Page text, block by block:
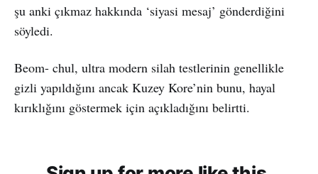
şu anki çıkmaz hakkında ‘siyasi mesaj’ gönderdiğini
söyledi.
Beom- chul, ultra modern silah testlerinin genellikle
gizli yapıldığını ancak Kuzey Kore’nin bunu, hayal
kırıklığını göstermek için açıkladığını belirtti.